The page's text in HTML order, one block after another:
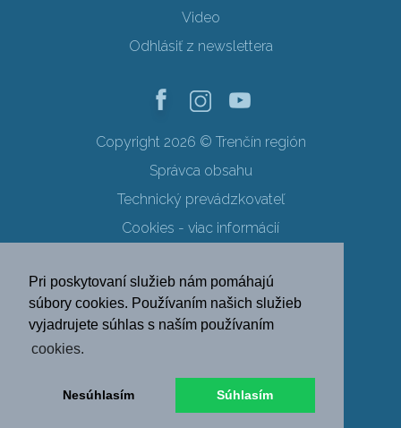
Pri poskytovaní služieb nám pomáhajú
súbory cookies. Používaním našich služieb
vyjadrujete súhlas s naším používaním
cookies.
Nesúhlasím Súhlasím
Video
Odhlásiť z newslettera
Copyright 2026 © Trenčín región
Správca obsahu
Technický prevádzkovateľ
Cookies - viac informácií
Ochrana osobných údajov
SK EN DE
PL